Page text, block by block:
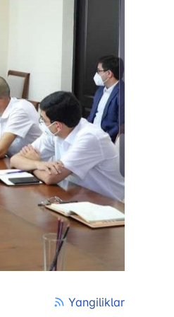
Airports" АЖ
рақами
47-09
йўллари
рақами
200-02-04
67-68
Yangiliklar